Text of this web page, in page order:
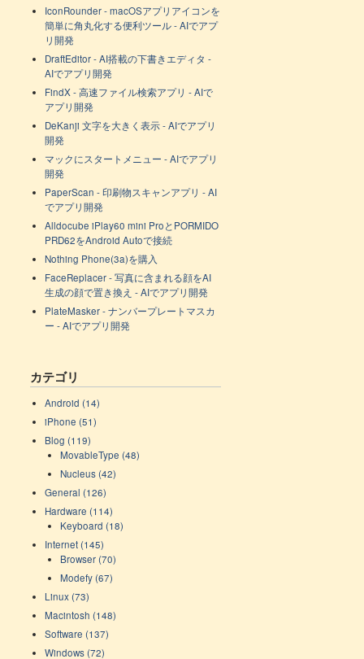
IconRounder - macOSアプリアイコンを
簡単に角丸化する便利ツール - AIでアプ
リ開発
DraftEditor - AI搭載の下書きエディタ -
AIでアプリ開発
FindX - 高速ファイル検索アプリ - AIで
アプリ開発
DeKanji 文字を大きく表示 - AIでアプリ
開発
マックにスタートメニュー - AIでアプリ
開発
PaperScan - 印刷物スキャンアプリ - AI
でアプリ開発
Alldocube iPlay60 mini ProとPORMIDO
PRD62をAndroid Autoで接続
Nothing Phone(3a)を購入
FaceReplacer - 写真に含まれる顔をAI
生成の顔で置き換え - AIでアプリ開発
PlateMasker - ナンバープレートマスカ
ー - AIでアプリ開発
カテゴリ
Android (14)
iPhone (51)
Blog (119)
MovableType (48)
Nucleus (42)
General (126)
Hardware (114)
Keyboard (18)
Internet (145)
Browser (70)
Modefy (67)
Linux (73)
Macintosh (148)
Software (137)
Windows (72)